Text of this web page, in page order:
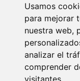
Usamos
para mejorar
nuestra web,
analizar el
comprender
visitantes.
AVISO LEGAL
PUBLICIDAD EN LA